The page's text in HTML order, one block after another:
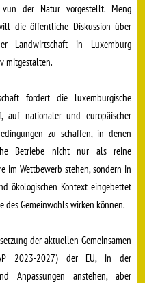
der Natur vorgestellt. Meng
die öffentliche Diskussion über
Landwirtschaft in Luxemburg
mitgestalten.
fordert die luxemburgische
auf nationaler und europäischer
zu schaffen, in denen
Betriebe nicht nur als reine
im Wettbewerb stehen, sondern in
ökologischen Kontext eingebettet
des Gemeinwohls wirken können.
der aktuellen Gemeinsamen
2023-2027)der EU, in der
Anpassungen anstehen, aber